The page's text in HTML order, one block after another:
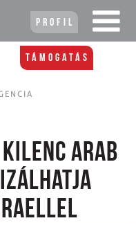
Profil
Támogatás
kilenc arab